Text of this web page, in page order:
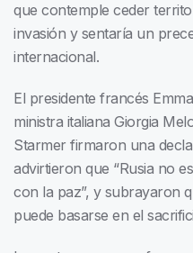
que contemple ceder
invasión y sentaría un
internacional.
El presidente francés
ministra italiana Giorgia
Starmer firmaron una
advirtieron que “Rusia no
con la paz”, y subrayaron
puede basarse en el